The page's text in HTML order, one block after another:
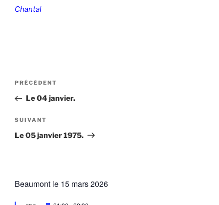
Chantal
Navigation
l’article
Article
précédent
PRÉCÉDENT
Le 04 janvier.
Article
suivant
SUIVANT
Le 05 janvier 1975.
Beaumont le 15 mars 2026